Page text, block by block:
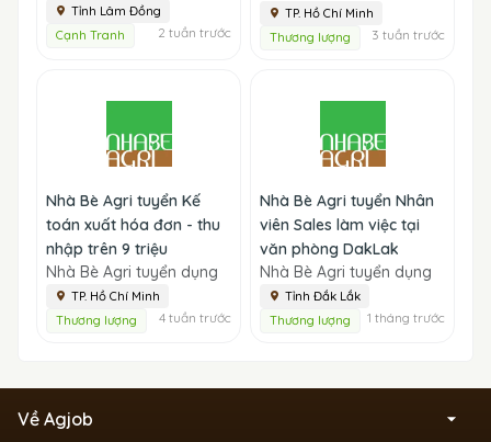
Tỉnh Lâm Đồng
Cạnh Tranh
2 tuần trước
TP. Hồ Chí Minh
Thương lượng
3 tuần trước
Nhà Bè Agri tuyển Kế
toán xuất hóa đơn - thu
nhập trên 9 triệu
Nhà Bè Agri tuyển dụng
TP. Hồ Chí Minh
Thương lượng
4 tuần trước
Nhà Bè Agri tuyển Nhân
viên Sales làm việc tại
văn phòng DakLak
Nhà Bè Agri tuyển dụng
Tỉnh Đắk Lắk
Thương lượng
1 tháng trước
Về Agjob